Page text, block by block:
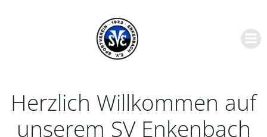
springen
Herzlich Willkommen auf
unserem SV Enkenbach